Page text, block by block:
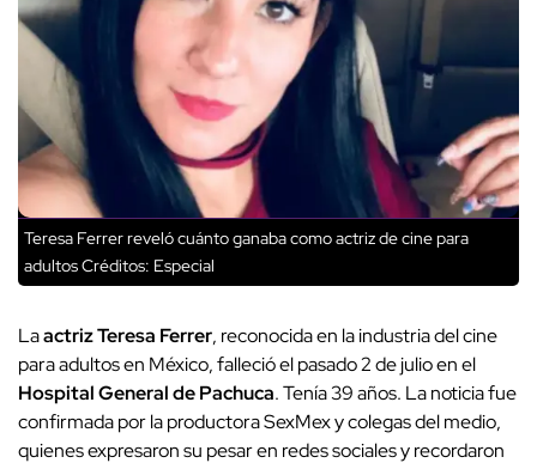
Teresa Ferrer reveló cuánto ganaba como actriz de cine para
adultosCréditos: Especial
LaactrizTeresa Ferrer, reconocida en la industria del cine
para adultos en México, falleció el pasado 2 de julio en el
Hospital General de Pachuca. Tenía 39 años. La noticia fue
confirmada por la productora SexMex y colegas del medio,
quienes expresaron su pesar en redes sociales y recordaron